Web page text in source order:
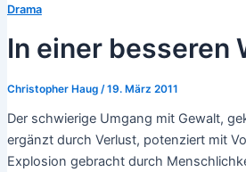
Drama
In einer besseren
Christopher Haug /19. März 2011
Der schwierige Umgang mit Gewalt,
ergänzt durch Verlust, potenziert mit
Explosion gebracht durch